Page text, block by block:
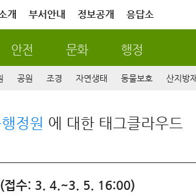
개 부서안내 정보공개 응답소
안전 문화 행정
공원 조경 자연생태 동물보호 산지방재
정원 에 대한 태그클라우드
(접수: 3. 4.~3. 5. 16:00)